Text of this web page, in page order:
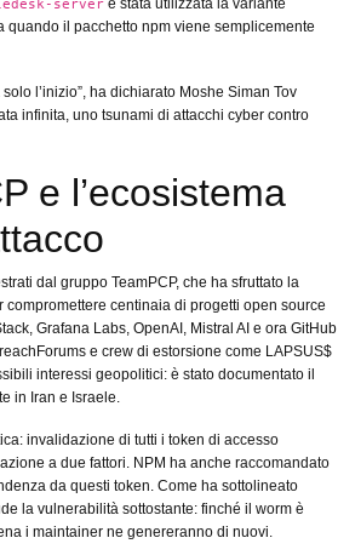
server è stata utilizzata la variante
quando il pacchetto npm viene semplicemente
l’inizio”, ha dichiarato Moshe Siman Tov
infinita, uno tsunami di attacchi cyber contro
e l’ecosistema
dal gruppo TeamPCP, che ha sfruttato la
centinaia di progetti open source
Grafana Labs, OpenAI, Mistral AI e ora GitHub
e crew di estorsione come LAPSUS$
interessi geopolitici: è stato documentato il
in Iran e Israele.
invalidazione di tutti i token di accesso
a due fattori. NPM ha anche raccomandato
da questi token. Come ha sottolineato
la vulnerabilità sottostante: finché il worm è
i maintainer ne genereranno di nuovi.